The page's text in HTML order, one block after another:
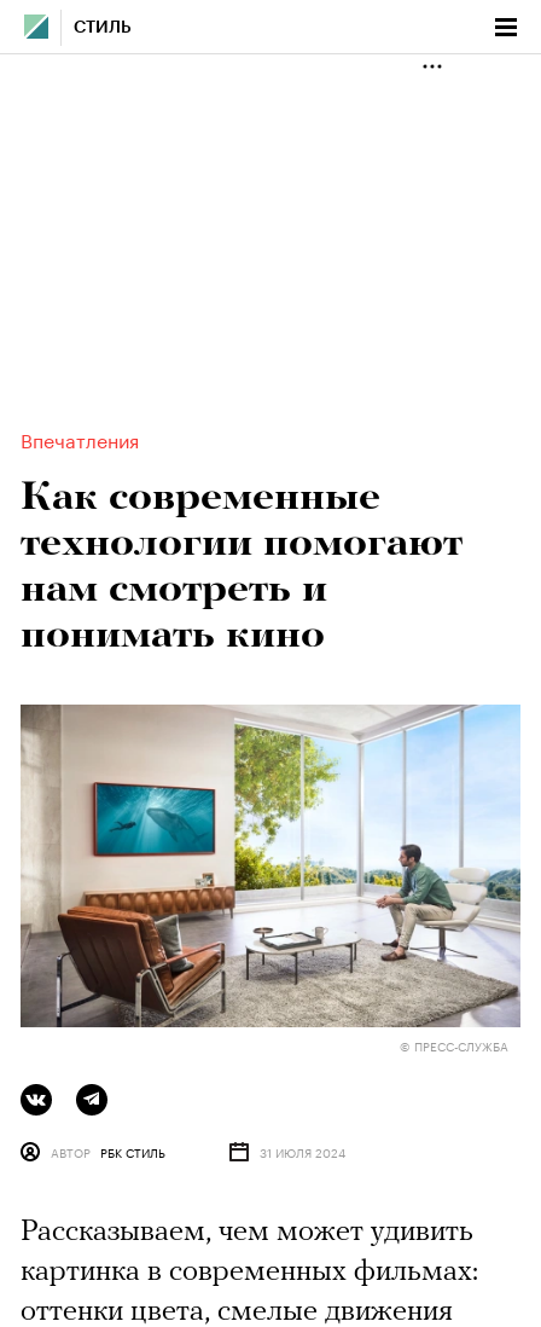
СТИЛЬ
Впечатления
Как современные
технологии помогают
нам смотреть и
понимать кино
© ПРЕСС-СЛУЖБА
АВТОР РБК СТИЛЬ 31 ИЮЛЯ 2024
Рассказываем, чем может удивить
картинка в современных фильмах:
оттенки цвета, смелые движения